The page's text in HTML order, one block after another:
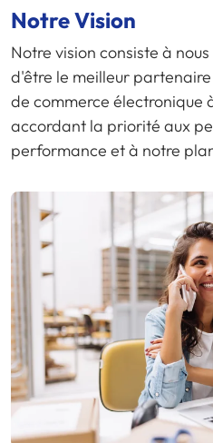
Notre Vision
Notre vision consiste à
d'être le meilleur
de commerce électronique
accordant la priorité aux
performance et à notre